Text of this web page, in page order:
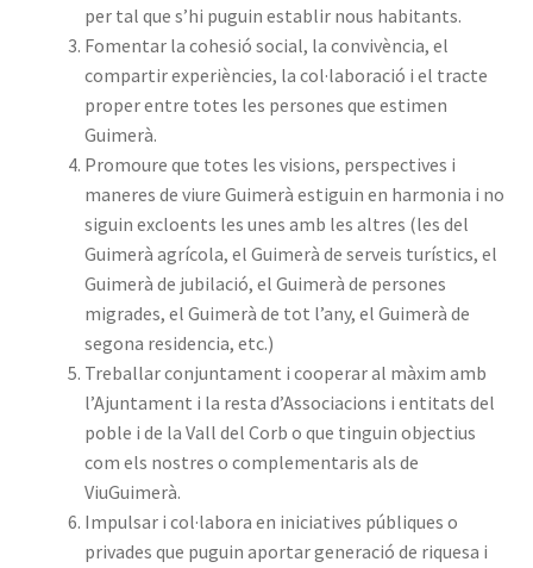
per tal que s’hi puguin establir nous habitants.
Fomentar la cohesió social, la convivència, el
compartir experiències, la col·laboració i el tracte
proper entre totes les persones que estimen
Guimerà.
Promoure que totes les visions, perspectives i
maneres de viure Guimerà estiguin en harmonia i no
siguin excloents les unes amb les altres (les del
Guimerà agrícola, el Guimerà de serveis turístics, el
Guimerà de jubilació, el Guimerà de persones
migrades, el Guimerà de tot l’any, el Guimerà de
segona residencia, etc.)
Treballar conjuntament i cooperar al màxim amb
l’Ajuntament i la resta d’Associacions i entitats del
poble i de la Vall del Corb o que tinguin objectius
com els nostres o complementaris als de
ViuGuimerà.
Impulsar i col·labora en iniciatives públiques o
privades que puguin aportar generació de riquesa i